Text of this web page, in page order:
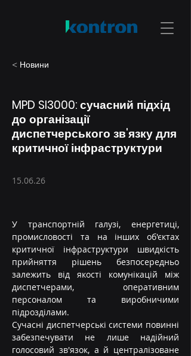
< Новини
MPD SI3000: сучасний підхід
до організації
диспетчерського зв'язку для
критичної інфраструктури
15.06.26
У транспортній галузі, енергетиці,
промисловості та на інших об'єктах
критичної інфраструктури швидкість
прийняття рішень безпосередньо
залежить від якості комунікацій між
диспетчерами, оперативним
персоналом та виробничими
підрозділами.
Сучасні диспетчерські системи повинні
забезпечувати не лише надійний
голосовий зв'язок, а й централізоване